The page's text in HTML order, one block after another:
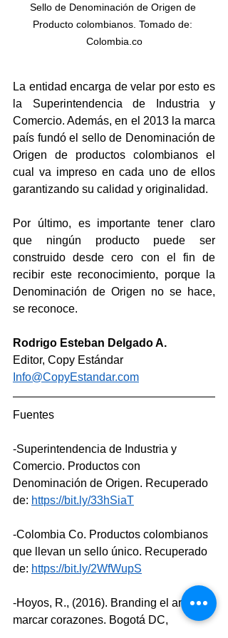
Sello de Denominación de Origen de
Producto colombianos. Tomado de:
Colombia.co
La entidad encarga de velar por esto es
la Superintendencia de Industria y
Comercio. Además, en el 2013 la marca
país fundó el sello de Denominación de
Origen de productos colombianos el
cual va impreso en cada uno de ellos
garantizando su calidad y originalidad.
Por último, es importante tener claro
que ningún producto puede ser
construido desde cero con el fin de
recibir este reconocimiento, porque la
Denominación de Origen no se hace,
se reconoce.
Rodrigo Esteban Delgado A.
Editor, Copy Estándar
Info@CopyEstandar.com
Fuentes
-Superintendencia de Industria y
Comercio. Productos con
Denominación de Origen. Recuperado
de: https://bit.ly/33hSiaT
-Colombia Co. Productos colombianos
que llevan un sello único. Recuperado
de: https://bit.ly/2WfWupS
-Hoyos, R., (2016). Branding el arte de
marcar corazones. Bogotá DC,